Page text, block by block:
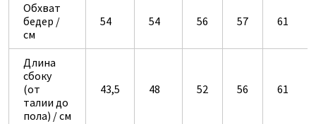
Обхват
бедер /
см
54 54 56 57 61
Длина
сбоку
(от
талии до
пола) / см
43,5 48 52 56 61